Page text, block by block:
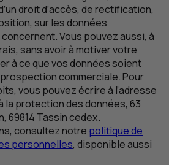
droit d’accès, de rectification,
sur les données
Vous pouvez aussi, à
sans avoir à motiver votre
à ce que vos données soient
commerciale. Pour
vous pouvez écrire à l’adresse
la protection des données, 63
69814 Tassin cedex.
consultez notre politique de
personnelles, disponible aussi